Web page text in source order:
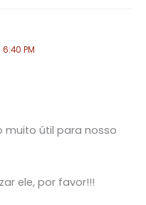
6:40 PM
muito útil para nosso
ele, por favor!!!